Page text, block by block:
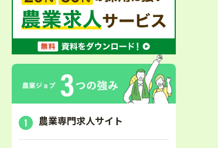
農業専門求人サイト